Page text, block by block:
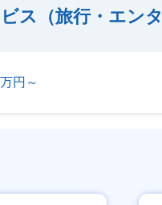
ス（旅行・エン
円～